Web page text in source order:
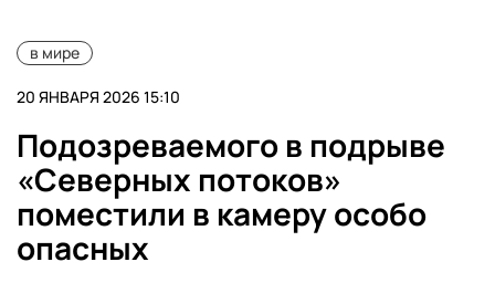
в мире
20 ЯНВАРЯ 2026 15:10
Подозреваемого в подрыве
«Северных потоков»
поместили в камеру особо
опасных